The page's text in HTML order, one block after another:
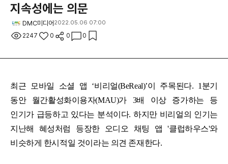
지속성에는 의문
DMC미디어 2022.05.06 07:00
2247 0 0 0
최근 모바일 소셜 앱 ‘비리얼(BeReal)’이 주목된다. 1분기
동안 월간활성화이용자(MAU)가 3배 이상 증가하는 등
인기가 급등하고 있다는 분석이다. 하지만 비리얼의 인기는
지난해 혜성처럼 등장한 오디오 채팅 앱 '클럽하우스'와
비슷하게 한시적일 것이라는 의견 존재한다.